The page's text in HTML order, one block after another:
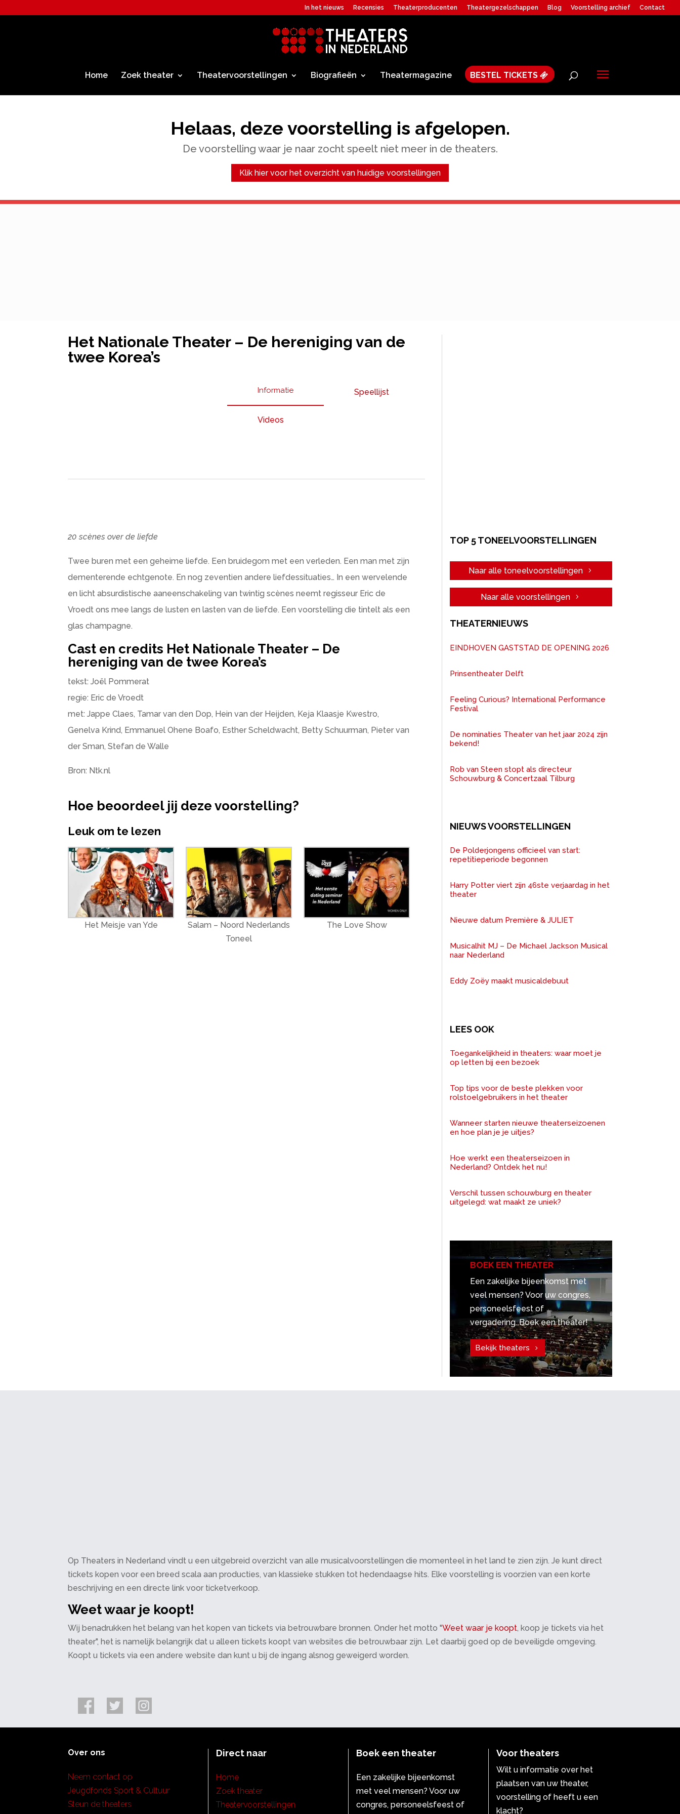
In het nieuws Recensies Theaterproducenten Theatergezelschappen Blog Voorstelling archief Contact
Home Zoek theater Theatervoorstellingen Biografieën Theatermagazine BESTEL TICKETS
Helaas, deze voorstelling is afgelopen.
De voorstelling waar je naar zocht speelt niet meer in de theaters.
Klik hier voor het overzicht van huidige voorstellingen
Het Nationale Theater – De hereniging van de
twee Korea’s
Informatie Speellijst
Videos
20 scènes over de liefde
Twee buren met een geheime liefde. Een bruidegom met een verleden. Een man met zijn
dementerende echtgenote. En nog zeventien andere liefdessituaties… In een wervelende
en licht absurdistische aaneenschakeling van twintig scènes neemt regisseur Eric de
Vroedt ons mee langs de lusten en lasten van de liefde. Een voorstelling die tintelt als een
glas champagne.
Cast en credits Het Nationale Theater – De
hereniging van de twee Korea’s
tekst: Joël Pommerat
regie: Eric de Vroedt
met: Jappe Claes, Tamar van den Dop, Hein van der Heijden, Keja Klaasje Kwestro,
Genelva Krind, Emmanuel Ohene Boafo, Esther Scheldwacht, Betty Schuurman, Pieter van
der Sman, Stefan de Walle
Bron: Ntk.nl
Hoe beoordeel jij deze voorstelling?
Leuk om te lezen
Het Meisje van Yde
Salam – Noord Nederlands
Toneel
The Love Show
TOP 5 TONEELVOORSTELLINGEN
Naar alle toneelvoorstellingen
Naar alle voorstellingen
THEATERNIEUWS
EINDHOVEN GASTSTAD DE OPENING 2026
Prinsentheater Delft
Feeling Curious? International Performance
Festival
De nominaties Theater van het jaar 2024 zijn
bekend!
Rob van Steen stopt als directeur
Schouwburg & Concertzaal Tilburg
NIEUWS VOORSTELLINGEN
De Polderjongens officieel van start:
repetitieperiode begonnen
Harry Potter viert zijn 46ste verjaardag in het
theater
Nieuwe datum Première & JULIET
Musicalhit MJ – De Michael Jackson Musical
naar Nederland
Eddy Zoëy maakt musicaldebuut
LEES OOK
Toegankelijkheid in theaters: waar moet je
op letten bij een bezoek
Top tips voor de beste plekken voor
rolstoelgebruikers in het theater
Wanneer starten nieuwe theaterseizoenen
en hoe plan je je uitjes?
Hoe werkt een theaterseizoen in
Nederland? Ontdek het nu!
Verschil tussen schouwburg en theater
uitgelegd: wat maakt ze uniek?
BOEK EEN THEATER
Een zakelijke bijeenkomst met
veel mensen? Voor uw congres,
personeelsfeest of
vergadering. Boek een theater!
Bekijk theaters
Op Theaters in Nederland vindt u een uitgebreid overzicht van alle musicalvoorstellingen die momenteel in het land te zien zijn. Je kunt direct
tickets kopen voor een breed scala aan producties, van klassieke stukken tot hedendaagse hits. Elke voorstelling is voorzien van een korte
beschrijving en een directe link voor ticketverkoop.
Weet waar je koopt!
Wij benadrukken het belang van het kopen van tickets via betrouwbare bronnen. Onder het motto "Weet waar je koopt, koop je tickets via het
theater", het is namelijk belangrijk dat u alleen tickets koopt van websites die betrouwbaar zijn. Let daarbij goed op de beveiligde omgeving.
Koopt u tickets via een andere website dan kunt u bij de ingang alsnog geweigerd worden.
Over ons
Neem contact op
Jeugdfonds Sport & Cultuur
Steun de theaters
Direct naar
Home
Zoek theater
Theatervoorstellingen
Boek een theater
Een zakelijke bijeenkomst
met veel mensen? Voor uw
congres, personeelsfeest of
Voor theaters
Wilt u informatie over het
plaatsen van uw theater,
voorstelling of heeft u een
klacht?